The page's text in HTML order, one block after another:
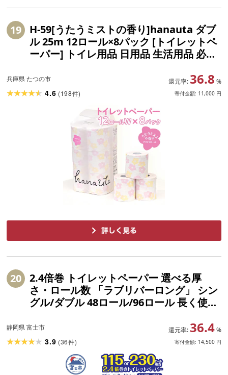
19
H-59[うたうミストの香り]hanauta ダブ
ル 25m 12ロール×8パック [トイレットペ
ーパー] トイレ用品 日用品 生活用品 必需
気
兵庫県 たつの市 還元率: 36.8 %
寄付金額: 11,000 円
4.6 (198件)
20
2.4倍巻 トイレットペーパー 選べる厚
さ・ロール数 「ラブリバーロング」 シン
グル/ダブル 48ロール/96ロール 長く使え
紙 無地 無色 無香 備蓄 防災 消耗品 日用品
生活用品 富士市
静岡県 富士市 還元率: 36.4 %
寄付金額: 14,500 円
3.9 (36件)